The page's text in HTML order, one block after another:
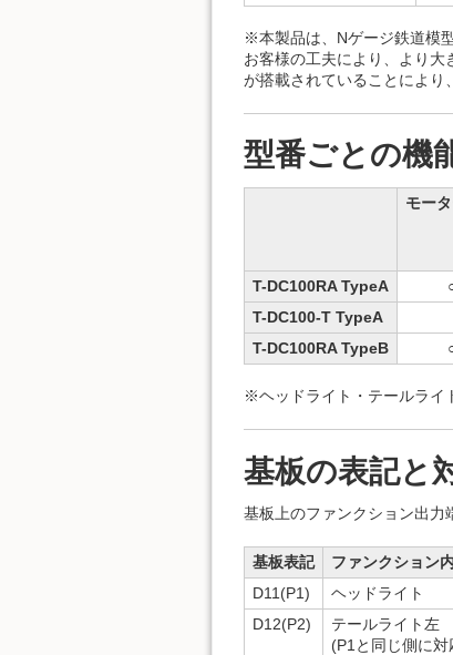
※本製品は、Nゲージ鉄道模
お客様の工夫により、より
が搭載されていることにより
型番ごとの機
モー
T-DC100RA TypeA
T-DC100-T TypeA
T-DC100RA TypeB
※ヘッドライト・テールライ
基板の表記と
基板上のファンクション出力
基板表記 ファンクション
D11(P1)
ヘッドライト
D12(P2)
テールライト左
(P1と同じ側に対